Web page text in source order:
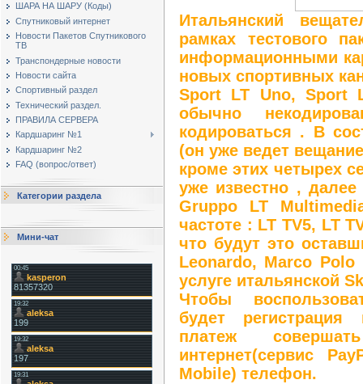
ШАРА НА ШАРУ (Коды)
Спутниковый интернет
Новости Пакетов Спутникового
ТВ
Транспондерные новости
Новости сайта
Спортивный раздел
Технический раздел.
ПРАВИЛА СЕРВЕРА
Кардшаринг №1
Кардшаринг №2
FAQ (вопрос/ответ)
Категории раздела
Мини-чат
Итальянский
рамках тестового
информационными
новых спортивных
Sport LT Uno, Sport
обычно
кодироваться . В
(он уже ведет
кроме этих четырех
уже известно ,
Gruppo LT
частоте : LT TV5, LT
что будут это
Leonardo, Marco
услуге итальянской
Чтобы
будет регистрация
платеж
интернет(сервис
Mobile) телефон.